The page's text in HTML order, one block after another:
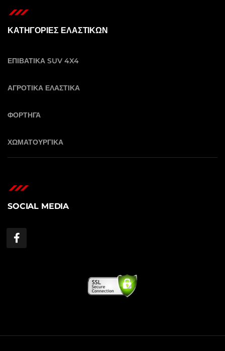
ΚΑΤΗΓΟΡΙΕΣ ΕΛΑΣΤΙΚΩΝ
ΕΠΙΒΑΤΙΚΑ SUV 4X4
ΑΓΡΟΤΙΚΑ ΕΛΑΣΤΙΚΑ
ΦΟΡΤΗΓΑ
ΧΩΜΑΤΟΥΡΓΙΚΑ
SOCIAL MEDIA